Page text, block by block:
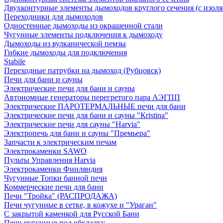
Двухконтурные элементы дымоходов круглого сечения (с
Переходники для дымоходов
Одностенные дымоходы из окрашенной стали
Чугунные элементы подключения к дымоходу
Дымоходы из вулканической пемзы
Гибкие дымоходы для подключения
Stabile
Переходные патрубки на дымоход (Рубцовск)
Печи для бани и сауны
Электрические печи для бани и сауны
Автономные генераторы перегретого пара АЭГПП
Электрические ПАРОТЕРМАЛЬНЫЕ печи для бани
Электрические печи для бани и сауны "Кristina"
Электрические печи для сауны "Harvia"
Электропечь для бани и сауны "Премьера"
Запчасти к электрическим печам
Электрокаменки SAWO
Пульты Управления Harvia
Электрокаменки Финляндия
Чугунные Топки банной печи
Коммерческие печи для бани
Печи "Тройка" (РАСПРОДАЖА)
Печи чугунные в сетке, в кожухе и "Ураган"
С закрытой каменкой для Русской Бани